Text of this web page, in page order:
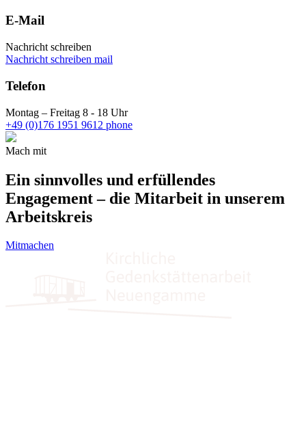
E-Mail
Nachricht schreiben
Nachricht schreiben mail
Telefon
Montag – Freitag 8 - 18 Uhr
+49 (0)176 1951 9612 phone
Mach mit
Ein sinnvolles und erfüllendes
Engagement – die Mitarbeit in unserem
Arbeitskreis
Mitmachen